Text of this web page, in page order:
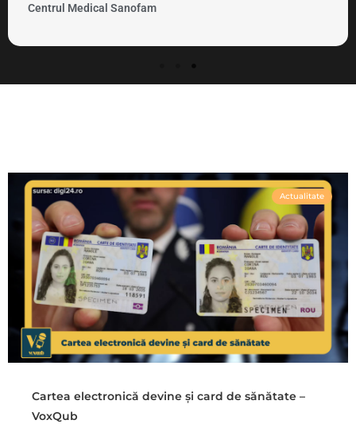
Centrul Medical Sanofam
Actualitate
Cartea electronică devine și card de sănătate –
VoxQub